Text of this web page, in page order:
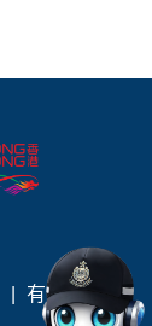
有用連結